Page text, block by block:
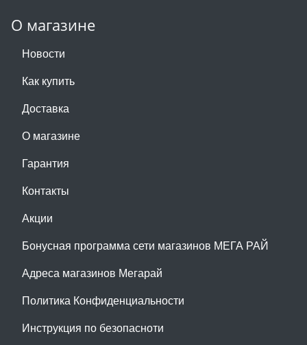
О магазине
Новости
Как купить
Доставка
О магазине
Гарантия
Контакты
Акции
Бонусная программа сети магазинов МЕГА РАЙ
Адреса магазинов Мегарай
Политика Конфиденциальности
Инструкция по безопасноти